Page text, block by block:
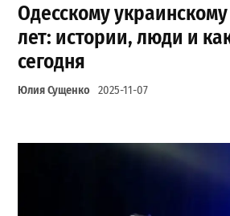
Одесскому украинскому
лет: истории, люди и
сегодня
Юлия Сущенко 2025-11-07